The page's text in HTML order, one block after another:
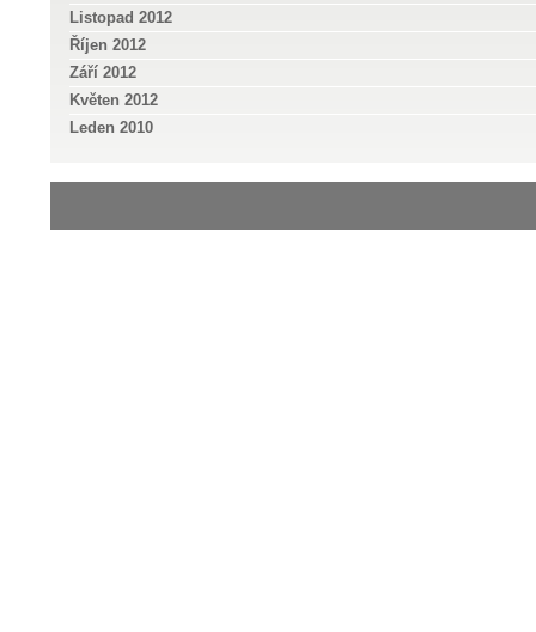
Listopad 2012
Říjen 2012
Září 2012
Květen 2012
Leden 2010